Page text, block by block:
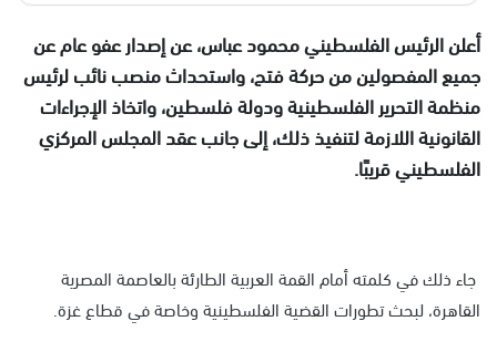
أعلن الرئيس الفلسطيني محمود عباس، عن إصدار عفو عام عن
جميع المفصولين من حركة فتح، واستحداث منصب نائب لرئيس
منظمة التحرير الفلسطينية ودولة فلسطين، واتخاذ الإجراءات
القانونية اللازمة لتنفيذ ذلك، إلى جانب عقد المجلس المركزي
الفلسطيني قريبًا.
جاء ذلك في كلمته أمام القمة العربية الطارئة بالعاصمة المصرية
القاهرة، لبحث تطورات القضية الفلسطينية وخاصة في قطاع غزة.